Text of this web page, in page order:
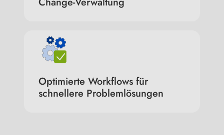
Optimierte Workflows für
schnellere Problemlösungen